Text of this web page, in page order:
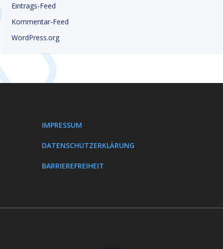
Eintrags-Feed
Kommentar-Feed
WordPress.org
IMPRESSUM
DATENSCHUTZERKLÄRUNG
BARRIEREFREIHEIT